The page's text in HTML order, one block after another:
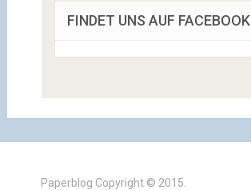
FINDET UNS AUF FACEBOOK
Paperblog Copyright © 2015.